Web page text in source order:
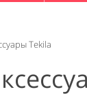
Tekila